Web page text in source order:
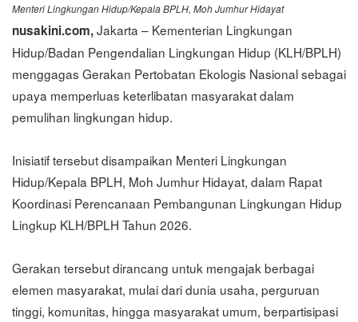
Menteri Lingkungan Hidup/Kepala BPLH, Moh Jumhur Hidayat
nusakini.com,Jakarta – Kementerian Lingkungan
Hidup/Badan Pengendalian Lingkungan Hidup (KLH/BPLH)
menggagas Gerakan Pertobatan Ekologis Nasional sebagai
upaya memperluas keterlibatan masyarakat dalam
pemulihan lingkungan hidup.
Inisiatif tersebut disampaikan Menteri Lingkungan
Hidup/Kepala BPLH, Moh Jumhur Hidayat, dalam Rapat
Koordinasi Perencanaan Pembangunan Lingkungan Hidup
Lingkup KLH/BPLH Tahun 2026.
Gerakan tersebut dirancang untuk mengajak berbagai
elemen masyarakat, mulai dari dunia usaha, perguruan
tinggi, komunitas, hingga masyarakat umum, berpartisipasi